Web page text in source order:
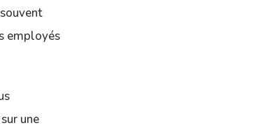
employés
une